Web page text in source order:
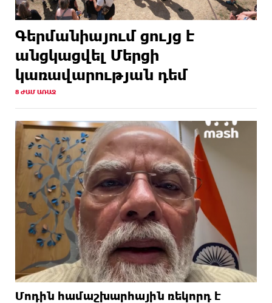
Գերմանիայում ցույց է
անցկացվել Մերցի
կառավարության դեմ
8 ԺԱՄ ԱՌԱՋ
Մոդին համաշխարհային ռեկորդ է